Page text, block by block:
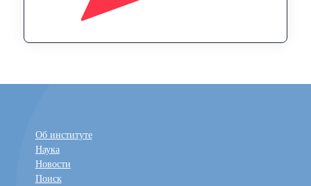
Об институте
Наука
Новости
Поиск